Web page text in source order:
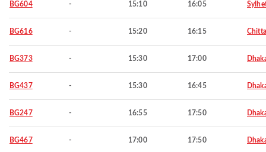
BG604 - 15:10 16:05
BG616 - 15:20 16:15
BG373 - 15:30 17:00
BG437 - 15:30 16:45
BG247 - 16:55 17:50
BG467 - 17:00 17:50